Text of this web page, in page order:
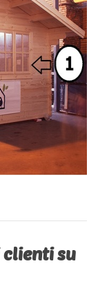
clienti su